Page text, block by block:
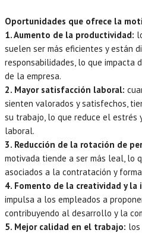
Oportunidades que ofrece la
1. Aumento de la productividad:
suelen ser más eficientes y están
responsabilidades, lo que impacta
de la empresa.
2. Mayor satisfacción laboral:
sienten valorados y satisfechos,
su trabajo, lo que reduce el estrés
laboral.
3. Reducción de la rotación de
motivada tiende a ser más leal, lo
asociados a la contratación y
4. Fomento de la creatividad y la
impulsa a los empleados a
contribuyendo al desarrollo y la
5. Mejor calidad en el trabajo: los